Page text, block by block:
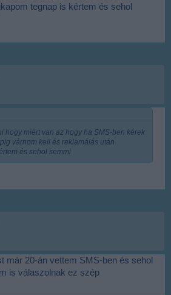
tegnap is kértem és sehol
hogy miért van az hogy ha SMS-ben kérek
várnom kell és reklamálás után
és sehol semmi
már 20-án vettem SMS-ben és sehol
is válaszolnak ez szép